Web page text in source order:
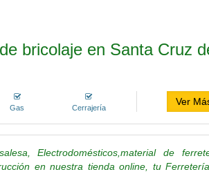
bricolaje en Santa Cruz
Gas Cerrajería
Ver
Electrodomésticos,material de
en nuestra tienda online, tu